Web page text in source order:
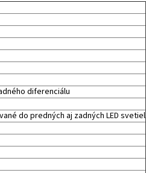
diferenciálu
do predných aj zadných LED svetiel